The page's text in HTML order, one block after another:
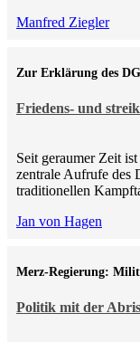
Manfred Ziegler
Friedens- und
Zur Erklärung des
Seit geraumer Zeit
zentrale Aufrufe des
traditionellen
Jan von Hagen
Politik mit der
Merz-Regierung: